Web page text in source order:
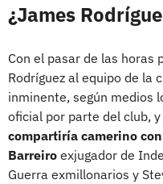
¿James
Con el pasar de las horas
Rodríguez al equipo de la
inminente, según medios
oficial por parte del club,
compartiría camerino
Barreiro exjugador de
Guerra exmillonarios y